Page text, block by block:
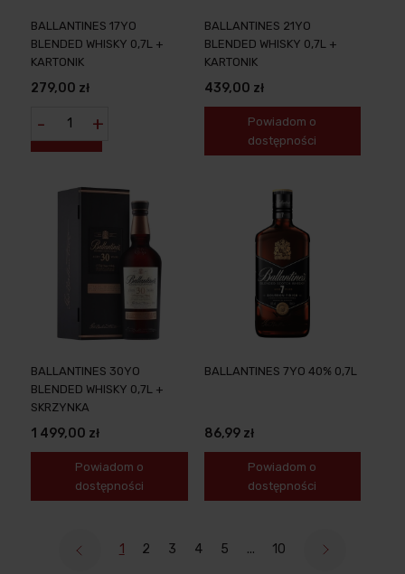
BALLANTINES 17YO
BLENDED WHISKY 0,7L +
KARTONIK
279,00 zł
- +
BALLANTINES 21YO
BLENDED WHISKY 0,7L +
KARTONIK
439,00 zł
Powiadom o
dostępności
BALLANTINES 30YO
BLENDED WHISKY 0,7L +
SKRZYNKA
1 499,00 zł
Powiadom o
dostępności
BALLANTINES 7YO 40% 0,7L
86,99 zł
Powiadom o
dostępności
1 2 3 4 5 ... 10